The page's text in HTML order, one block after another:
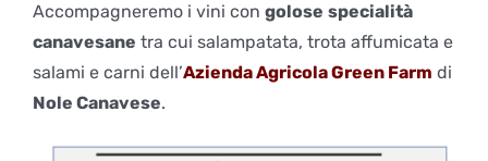
Accompagneremo i vini con golose specialità
canavesane tra cui salampatata, trota affumicata e
salami e carni dell’Azienda Agricola Green Farm di
Nole Canavese.